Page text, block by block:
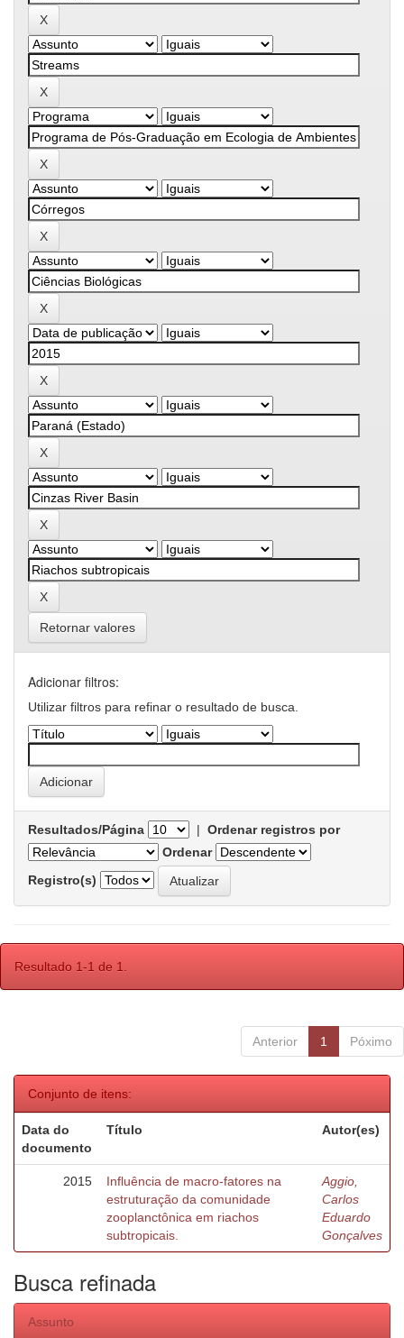
Retornar valores
Adicionar filtros:
Utilizar filtros para refinar o resultado de busca.
Resultados/Página | Ordenar registros por
Ordenar
Registro(s)
Resultado 1-1 de 1.
Anterior 1 Póximo
Conjunto de itens:
Data do
documento
Título Autor(es)
2015
Influência de macro-fatores na
estruturação da comunidade
zooplanctônica em riachos
subtropicais.
Aggio,
Carlos
Eduardo
Gonçalves
Busca refinada
Assunto